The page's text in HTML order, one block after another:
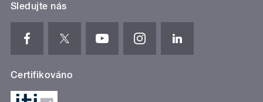
Sledujte nás
Certifikováno